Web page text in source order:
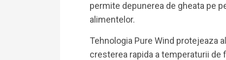
permite depunerea de gheata pe
alimentelor.
Tehnologia Pure Wind protejeaza
cresterea rapida a temperaturii